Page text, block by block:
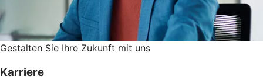
Gestalten Sie ­Ihre Zukunft mit uns
Karriere